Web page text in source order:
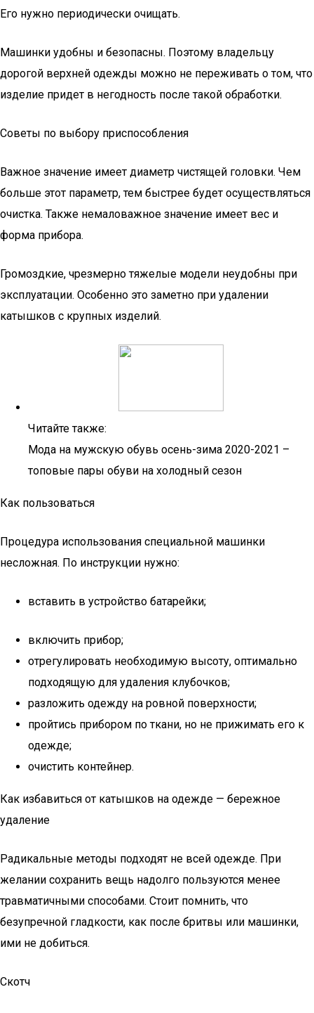
Его нужно периодически очищать.
Машинки удобны и безопасны. Поэтому владельцу
дорогой верхней одежды можно не переживать о том, что
изделие придет в негодность после такой обработки.
Советы по выбору приспособления
Важное значение имеет диаметр чистящей головки. Чем
больше этот параметр, тем быстрее будет осуществляться
очистка. Также немаловажное значение имеет вес и
форма прибора.
Громоздкие, чрезмерно тяжелые модели неудобны при
эксплуатации. Особенно это заметно при удалении
катышков с крупных изделий.
Читайте также:
Мода на мужскую обувь осень-зима 2020-2021 –
топовые пары обуви на холодный сезон
Как пользоваться
Процедура использования специальной машинки
несложная. По инструкции нужно:
вставить в устройство батарейки;
включить прибор;
отрегулировать необходимую высоту, оптимально
подходящую для удаления клубочков;
разложить одежду на ровной поверхности;
пройтись прибором по ткани, но не прижимать его к
одежде;
очистить контейнер.
Как избавиться от катышков на одежде — бережное
удаление
Радикальные методы подходят не всей одежде. При
желании сохранить вещь надолго пользуются менее
травматичными способами. Стоит помнить, что
безупречной гладкости, как после бритвы или машинки,
ими не добиться.
Скотч